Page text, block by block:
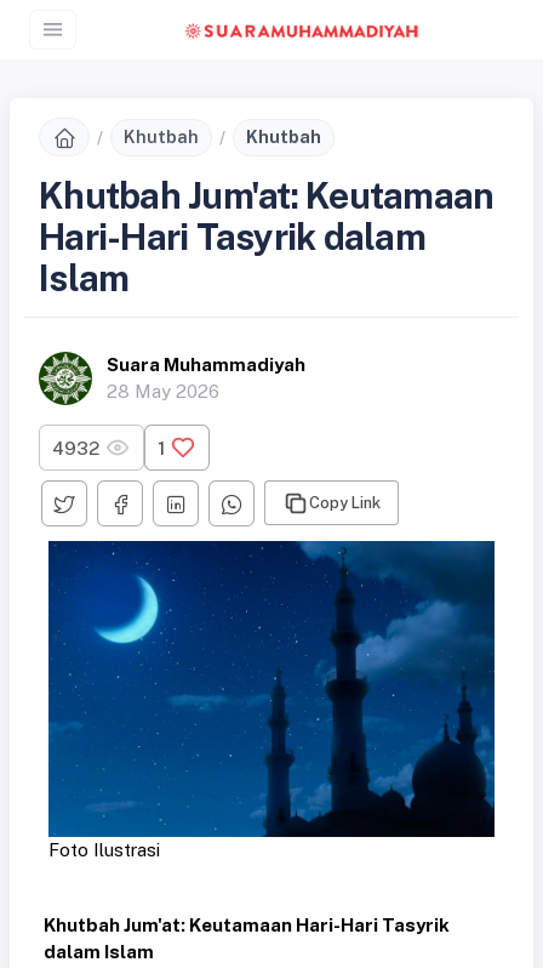
Khutbah Khutbah
Khutbah Jum'at: Keutamaan
Hari-Hari Tasyrik dalam
Islam
Suara Muhammadiyah
28 May 2026
4932 1
Copy Link
Foto Ilustrasi
Khutbah Jum'at: Keutamaan Hari-Hari Tasyrik
dalam Islam